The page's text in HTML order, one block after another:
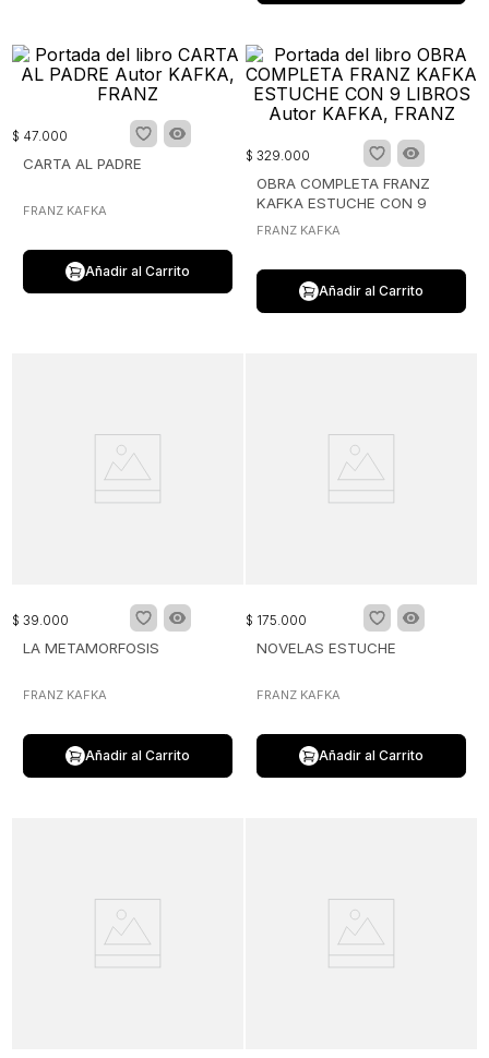
$ 47.000
CARTA AL PADRE
FRANZ KAFKA
Añadir al Carrito
$ 329.000
OBRA COMPLETA FRANZ
KAFKA ESTUCHE CON 9
LIBROS
FRANZ KAFKA
Añadir al Carrito
$ 39.000
LA METAMORFOSIS
FRANZ KAFKA
Añadir al Carrito
$ 175.000
NOVELAS ESTUCHE
FRANZ KAFKA
Añadir al Carrito